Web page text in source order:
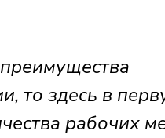
то здесь в
рабочих